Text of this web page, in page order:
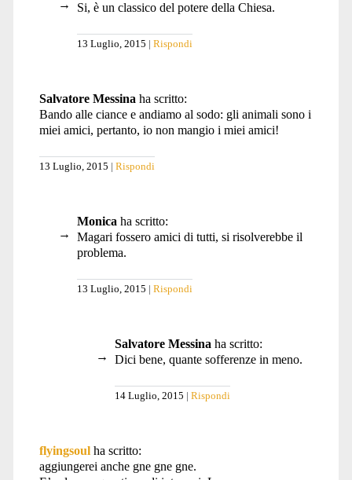
Si, è un classico del potere della Chiesa.
13 Luglio, 2015 Rispondi
Salvatore Messina ha scritto:
Bando alle ciance e andiamo al sodo: gli animali sono i
miei amici, pertanto, io non mangio i miei amici!
13 Luglio, 2015 Rispondi
Monica ha scritto:
Magari fossero amici di tutti, si risolverebbe il
problema.
13 Luglio, 2015 Rispondi
Salvatore Messina ha scritto:
Dici bene, quante sofferenze in meno.
14 Luglio, 2015 Rispondi
flyingsoul ha scritto:
aggiungerei anche gne gne gne.